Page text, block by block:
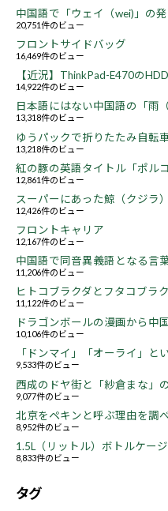
中国語で「ウェイ（wei)」の
20,751件のビュー
フロントサイドバッグ
16,469件のビュー
【近況】ThinkPad-E470の
14,922件のビュー
日本語にはない中国語の「雨
13,318件のビュー
ゆうパックで折りたたみ自転
13,218件のビュー
紅の豚の英語タイトル「ポル
12,861件のビュー
スーパーにあった鯨（クジラ
12,426件のビュー
フロントキャリア
12,167件のビュー
中国語で同音異義語となる言
11,206件のビュー
ヒトコブラクダとフタコブラ
11,122件のビュー
ドラゴンボールの漫画から中
10,106件のビュー
「ドンマイ」「オーライ」と
9,533件のビュー
西成のドヤ街と「紗倉まな」
9,077件のビュー
北京をペキンと呼ぶ理由を調
8,952件のビュー
1.5L（リットル）ボトルケージ
8,833件のビュー
タグ